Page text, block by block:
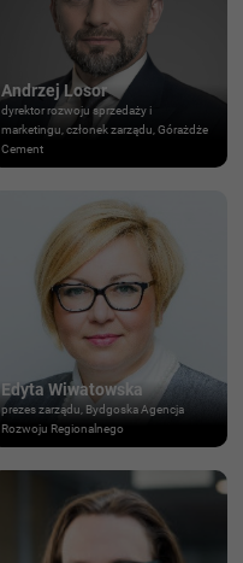
Andrzej Losor
dyrektor rozwoju sprzedaży i
marketingu, członek zarządu, Górażdże
Cement
Edyta Wiwatowska
prezes zarządu, Bydgoska Agencja
Rozwoju Regionalnego